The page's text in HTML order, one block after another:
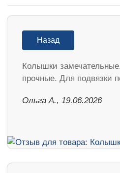
Назад
Колышки
прочные. Для подвязки
Ольга А., 19.06.2026